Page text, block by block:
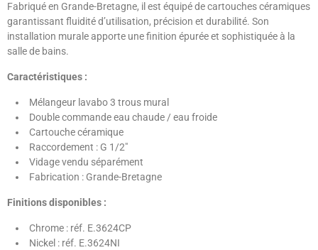
Fabriqué en Grande-Bretagne, il est équipé de cartouches céramiques
garantissant fluidité d’utilisation, précision et durabilité. Son
installation murale apporte une finition épurée et sophistiquée à la
salle de bains.
Caractéristiques :
Mélangeur lavabo 3 trous mural
Double commande eau chaude / eau froide
Cartouche céramique
Raccordement : G 1/2"
Vidage vendu séparément
Fabrication : Grande-Bretagne
Finitions disponibles :
Chrome : réf. E.3624CP
Nickel : réf. E.3624NI